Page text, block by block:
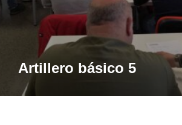
Artillero básico 5